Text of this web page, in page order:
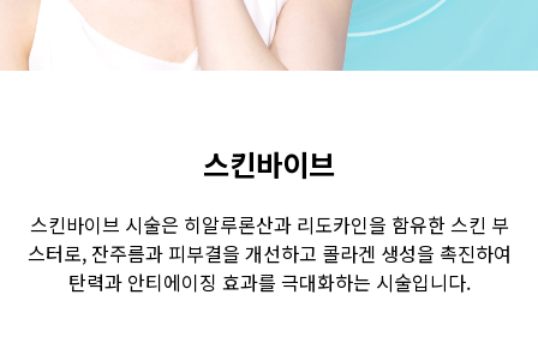
안양점 부평점 안산점
천안점 대전점
스킨바이브
스킨바이브 시술은 히알루론산과 리도카인을 함유한 스킨 부
스터로, 잔주름과 피부결을 개선하고 콜라겐 생성을 촉진하여
탄력과 안티에이징 효과를 극대화하는 시술입니다.